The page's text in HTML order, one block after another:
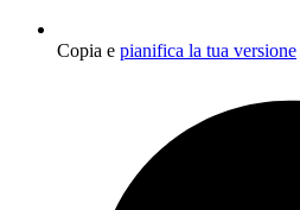
Copia e pianifica la tua versione